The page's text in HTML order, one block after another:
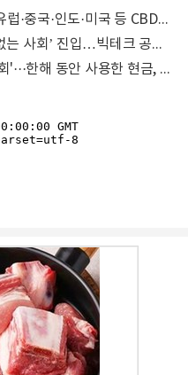
글로벌 '현금 없는 사회' 가속...유럽·중국·인도·미국 등 CBDC 도입 경쟁
[결제시장 대격변①] 韓 ‘현금 없는 사회’ 진입…빅테크 공세에 모바일결제 급증
코 앞까지 다가온 '현금 없는 사회'···한해 동안 사용한 현금, 가구당 51만원 불과